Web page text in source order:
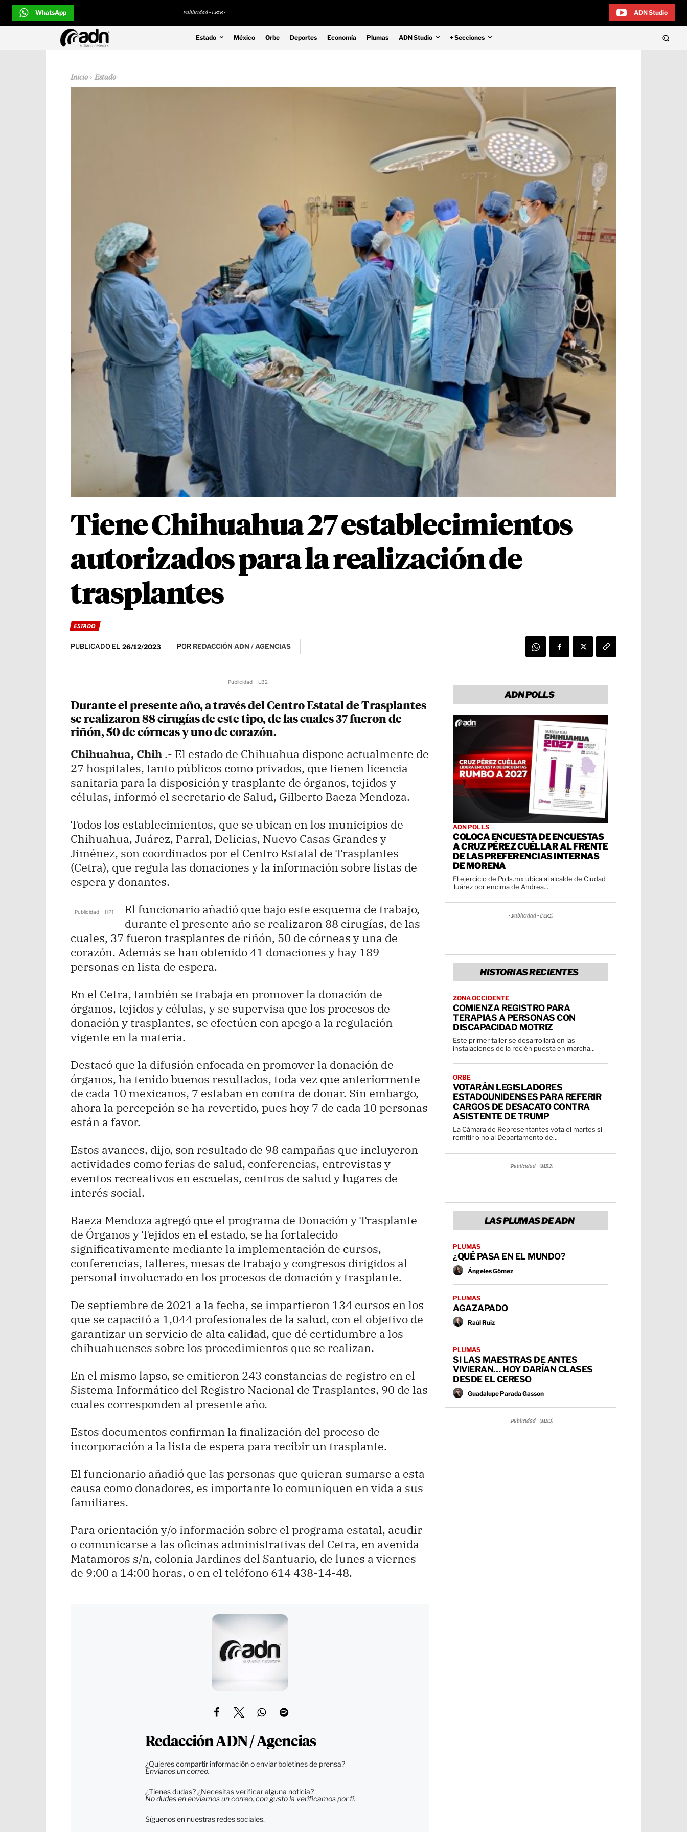
WhatsApp Publicidad - LB1B - ADN Studio
Estado México Orbe Deportes Economía Plumas ADN Studio + Secciones
Inicio Estado
Tiene Chihuahua 27 establecimientos
autorizados para la realización de
trasplantes
ESTADO
PUBLICADO EL 26/12/2023 POR REDACCIÓN ADN / AGENCIAS
Publicidad - LB2 -
Durante el presente año, a través del Centro Estatal de Trasplantes
se realizaron 88 cirugías de este tipo, de las cuales 37 fueron de
riñón, 50 de córneas y uno de corazón.
Chihuahua, Chih .- El estado de Chihuahua dispone actualmente de
27 hospitales, tanto públicos como privados, que tienen licencia
sanitaria para la disposición y trasplante de órganos, tejidos y
células, informó el secretario de Salud, Gilberto Baeza Mendoza.
Todos los establecimientos, que se ubican en los municipios de
Chihuahua, Juárez, Parral, Delicias, Nuevo Casas Grandes y
Jiménez, son coordinados por el Centro Estatal de Trasplantes
(Cetra), que regula las donaciones y la información sobre listas de
espera y donantes.
- Publicidad - HP1
El funcionario añadió que bajo este esquema de trabajo,
durante el presente año se realizaron 88 cirugías, de las
cuales, 37 fueron trasplantes de riñón, 50 de córneas y una de
corazón. Además se han obtenido 41 donaciones y hay 189
personas en lista de espera.
En el Cetra, también se trabaja en promover la donación de
órganos, tejidos y células, y se supervisa que los procesos de
donación y trasplantes, se efectúen con apego a la regulación
vigente en la materia.
Destacó que la difusión enfocada en promover la donación de
órganos, ha tenido buenos resultados, toda vez que anteriormente
de cada 10 mexicanos, 7 estaban en contra de donar. Sin embargo,
ahora la percepción se ha revertido, pues hoy 7 de cada 10 personas
están a favor.
Estos avances, dijo, son resultado de 98 campañas que incluyeron
actividades como ferias de salud, conferencias, entrevistas y
eventos recreativos en escuelas, centros de salud y lugares de
interés social.
Baeza Mendoza agregó que el programa de Donación y Trasplante
de Órganos y Tejidos en el estado, se ha fortalecido
significativamente mediante la implementación de cursos,
conferencias, talleres, mesas de trabajo y congresos dirigidos al
personal involucrado en los procesos de donación y trasplante.
De septiembre de 2021 a la fecha, se impartieron 134 cursos en los
que se capacitó a 1,044 profesionales de la salud, con el objetivo de
garantizar un servicio de alta calidad, que dé certidumbre a los
chihuahuenses sobre los procedimientos que se realizan.
En el mismo lapso, se emitieron 243 constancias de registro en el
Sistema Informático del Registro Nacional de Trasplantes, 90 de las
cuales corresponden al presente año.
Estos documentos confirman la finalización del proceso de
incorporación a la lista de espera para recibir un trasplante.
El funcionario añadió que las personas que quieran sumarse a esta
causa como donadores, es importante lo comuniquen en vida a sus
familiares.
Para orientación y/o información sobre el programa estatal, acudir
o comunicarse a las oficinas administrativas del Cetra, en avenida
Matamoros s/n, colonia Jardines del Santuario, de lunes a viernes
de 9:00 a 14:00 horas, o en el teléfono 614 438-14-48.
Redacción ADN / Agencias
¿Quieres compartir información o enviar boletines de prensa?
Envíanos un correo.
¿Tienes dudas? ¿Necesitas verificar alguna noticia?
No dudes en enviarnos un correo, con gusto la verificamos por tí.
Síguenos en nuestras redes sociales.
ADN POLLS
ADN POLLS
COLOCA ENCUESTA DE ENCUESTAS
A CRUZ PÉREZ CUÉLLAR AL FRENTE
DE LAS PREFERENCIAS INTERNAS
DE MORENA
El ejercicio de Polls.mx ubica al alcalde de Ciudad
Juárez por encima de Andrea...
- Publicidad - (MR1)
HISTORIAS RECIENTES
ZONA OCCIDENTE
COMIENZA REGISTRO PARA
TERAPIAS A PERSONAS CON
DISCAPACIDAD MOTRIZ
Este primer taller se desarrollará en las
instalaciones de la recién puesta en marcha...
ORBE
VOTARÁN LEGISLADORES
ESTADOUNIDENSES PARA REFERIR
CARGOS DE DESACATO CONTRA
ASISTENTE DE TRUMP
La Cámara de Representantes vota el martes si
remitir o no al Departamento de...
- Publicidad - (MR2)
LAS PLUMAS DE ADN
PLUMAS
¿QUÉ PASA EN EL MUNDO?
Ángeles Gómez
PLUMAS
AGAZAPADO
Raúl Ruiz
PLUMAS
SI LAS MAESTRAS DE ANTES
VIVIERAN… HOY DARÍAN CLASES
DESDE EL CERESO
Guadalupe Parada Gasson
- Publicidad - (MR3)